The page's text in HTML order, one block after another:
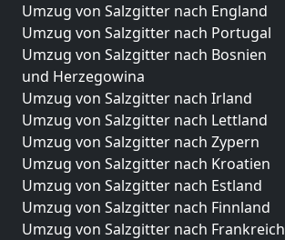
Umzug von Salzgitter nach England
Umzug von Salzgitter nach Portugal
Umzug von Salzgitter nach Bosnien
und Herzegowina
Umzug von Salzgitter nach Irland
Umzug von Salzgitter nach Lettland
Umzug von Salzgitter nach Zypern
Umzug von Salzgitter nach Kroatien
Umzug von Salzgitter nach Estland
Umzug von Salzgitter nach Finnland
Umzug von Salzgitter nach Frankreich